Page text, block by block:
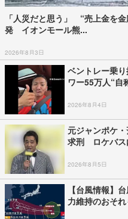
「人災だと思う」 “売上金を
発 イオンモール熊...
2026年8月3日
ベントレー乗
ワー55万人“自
2026年8月4日
元ジャンポケ
求刑 ロケバス
2026年8月5日
【台風情報】
力維持のおそ